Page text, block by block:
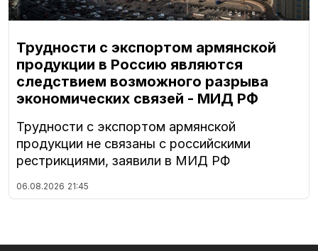
Трудности с экспортом армянской
продукции в Россию являются
следствием возможного разрыва
экономических связей - МИД РФ
Трудности с экспортом армянской
продукции не связаны с российскими
рестрикциями, заявили в МИД РФ
06.08.2026 21:45